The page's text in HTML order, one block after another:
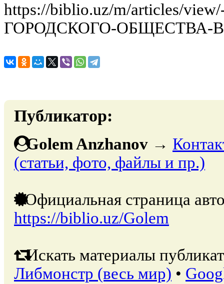
https://biblio.uz/m/articles/
ГОРОДСКОГО-ОБЩЕСТВА-
Публикатор:
Golem Anzhanov →
(статьи, фото, файлы и пр.)
Официальная страница
https://biblio.uz/Golem
Искать материалы
Либмонстр (весь мир) •